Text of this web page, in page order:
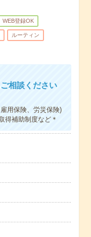
WEB登録OK
ルーティン
相談ください
用保険、労災保険)
得補助制度など＊